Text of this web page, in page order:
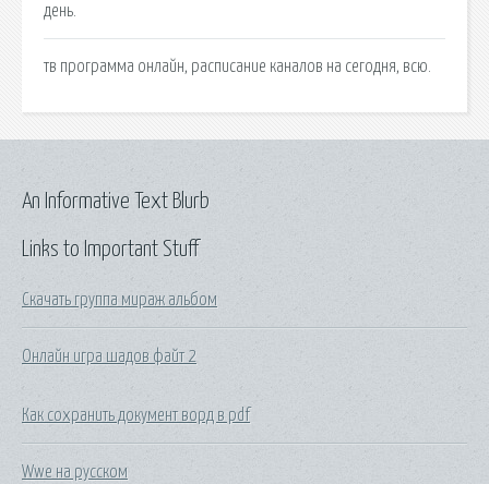
день.
тв программа онлайн, расписание каналов на сегодня, всю.
Links to Important Stuff
Скачать группа мираж альбом
Онлайн игра шадов файт 2
Как сохранить документ ворд в pdf
Wwе на русском
An Informative Text Blurb